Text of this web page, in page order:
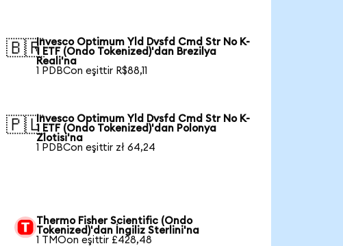
🇧🇷Invesco Optimum Yld Dvsfd Cmd Str No K-
1 ETF (Ondo Tokenized)'dan Brezilya
Reali'na
1 PDBCon eşittir R$88,11
🇵🇱Invesco Optimum Yld Dvsfd Cmd Str No K-
1 ETF (Ondo Tokenized)'dan Polonya
Zlotisi'na
1 PDBCon eşittir zł 64,24
Thermo Fisher Scientific (Ondo
Tokenized)'dan İngiliz Sterlini'na
1 TMOon eşittir £428,48